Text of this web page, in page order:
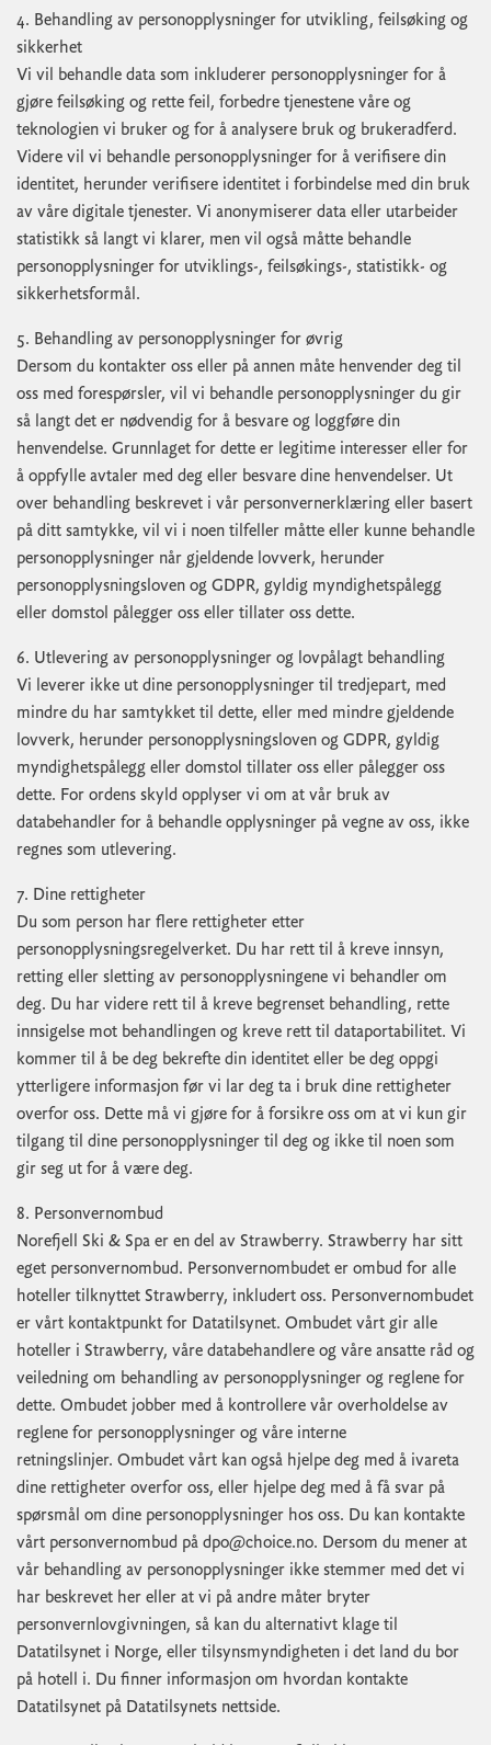
4. Behandling av personopplysninger for utvikling, feilsøking og
sikkerhet
Vi vil behandle data som inkluderer personopplysninger for å
gjøre feilsøking og rette feil, forbedre tjenestene våre og
teknologien vi bruker og for å analysere bruk og brukeradferd.
Videre vil vi behandle personopplysninger for å verifisere din
identitet, herunder verifisere identitet i forbindelse med din bruk
av våre digitale tjenester. Vi anonymiserer data eller utarbeider
statistikk så langt vi klarer, men vil også måtte behandle
personopplysninger for utviklings-, feilsøkings-, statistikk- og
sikkerhetsformål.
5. Behandling av personopplysninger for øvrig
Dersom du kontakter oss eller på annen måte henvender deg til
oss med forespørsler, vil vi behandle personopplysninger du gir
så langt det er nødvendig for å besvare og loggføre din
henvendelse. Grunnlaget for dette er legitime interesser eller for
å oppfylle avtaler med deg eller besvare dine henvendelser. Ut
over behandling beskrevet i vår personvernerklæring eller basert
på ditt samtykke, vil vi i noen tilfeller måtte eller kunne behandle
personopplysninger når gjeldende lovverk, herunder
personopplysningsloven og GDPR, gyldig myndighetspålegg
eller domstol pålegger oss eller tillater oss dette.
6. Utlevering av personopplysninger og lovpålagt behandling
Vi leverer ikke ut dine personopplysninger til tredjepart, med
mindre du har samtykket til dette, eller med mindre gjeldende
lovverk, herunder personopplysningsloven og GDPR, gyldig
myndighetspålegg eller domstol tillater oss eller pålegger oss
dette. For ordens skyld opplyser vi om at vår bruk av
databehandler for å behandle opplysninger på vegne av oss, ikke
regnes som utlevering.
7. Dine rettigheter
Du som person har flere rettigheter etter
personopplysningsregelverket. Du har rett til å kreve innsyn,
retting eller sletting av personopplysningene vi behandler om
deg. Du har videre rett til å kreve begrenset behandling, rette
innsigelse mot behandlingen og kreve rett til dataportabilitet. Vi
kommer til å be deg bekrefte din identitet eller be deg oppgi
ytterligere informasjon før vi lar deg ta i bruk dine rettigheter
overfor oss. Dette må vi gjøre for å forsikre oss om at vi kun gir
tilgang til dine personopplysninger til deg og ikke til noen som
gir seg ut for å være deg.
8. Personvernombud
Norefjell Ski & Spa er en del av Strawberry. Strawberry har sitt
eget personvernombud. Personvernombudet er ombud for alle
hoteller tilknyttet Strawberry, inkludert oss. Personvernombudet
er vårt kontaktpunkt for Datatilsynet. Ombudet vårt gir alle
hoteller i Strawberry, våre databehandlere og våre ansatte råd og
veiledning om behandling av personopplysninger og reglene for
dette. Ombudet jobber med å kontrollere vår overholdelse av
reglene for personopplysninger og våre interne
retningslinjer. Ombudet vårt kan også hjelpe deg med å ivareta
dine rettigheter overfor oss, eller hjelpe deg med å få svar på
spørsmål om dine personopplysninger hos oss. Du kan kontakte
vårt personvernombud på dpo@choice.no. Dersom du mener at
vår behandling av personopplysninger ikke stemmer med det vi
har beskrevet her eller at vi på andre måter bryter
personvernlovgivningen, så kan du alternativt klage til
Datatilsynet i Norge, eller tilsynsmyndigheten i det land du bor
på hotell i. Du finner informasjon om hvordan kontakte
Datatilsynet på Datatilsynets nettside.